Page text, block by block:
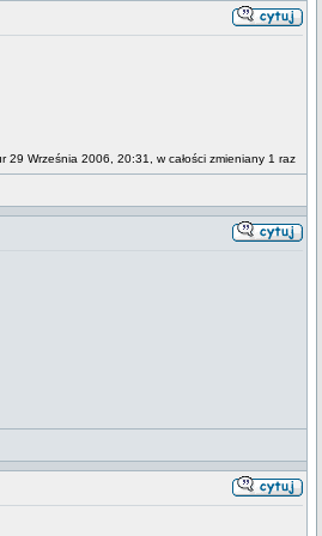
Września 2006, 20:31, w całości zmieniany 1 raz